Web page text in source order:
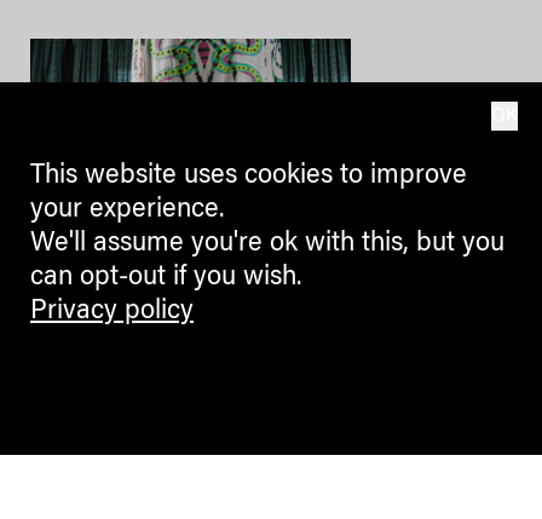
BLOGGERS
ANDREAS HEILER
This website uses cookies to improve
your experience.
We'll assume you're ok with this, but you
can opt-out if you wish.
Privacy policy